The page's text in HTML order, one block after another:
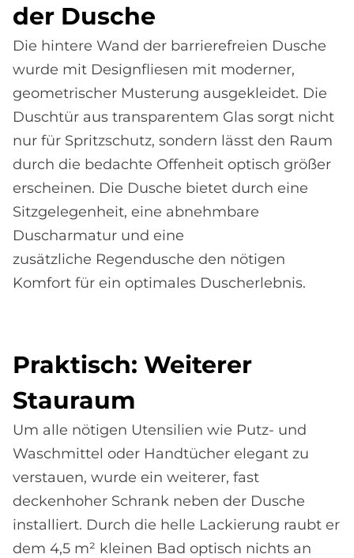
der Du­sche
Die hintere Wand der barrierefreien Dusche
wurde mit Designfliesen mit moderner,
geometrischer Musterung ausgekleidet. Die
Duschtür aus transparentem Glas sorgt nicht
nur für Spritzschutz, sondern lässt den Raum
durch die bedachte Offenheit optisch größer
erscheinen. Die Dusche bietet durch eine
Sitzgelegenheit, eine abnehmbare
Duscharmatur und eine
zusätzliche Regendusche den nötigen
Komfort für ein optimales Duscherlebnis.
Prak­tisch: Wei­te­rer
Stau­raum
Um alle nötigen Utensilien wie Putz- und
Waschmittel oder Handtücher elegant zu
verstauen, wurde ein weiterer, fast
deckenhoher Schrank neben der Dusche
installiert. Durch die helle Lackierung raubt er
dem 4,5 m² kleinen Bad optisch nichts an